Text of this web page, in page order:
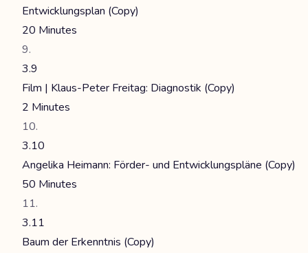
Entwicklungsplan (Copy)
20 Minutes
3.9
Film | Klaus-Peter Freitag: Diagnostik (Copy)
2 Minutes
3.10
Angelika Heimann: Förder- und Entwicklungspläne (Copy)
50 Minutes
3.11
Baum der Erkenntnis (Copy)